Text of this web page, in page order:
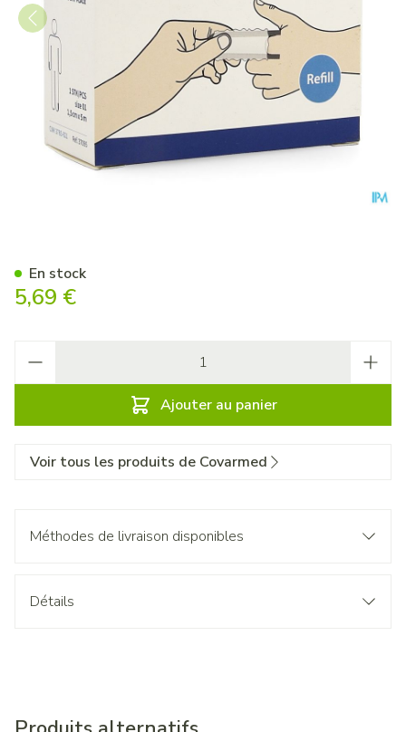
5,69 €
Ajouter au panier
En stock
Voir tous les produits de Covarmed
Méthodes de livraison disponibles
Détails